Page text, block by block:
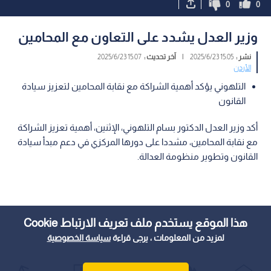
هذا الموقع يستخدم ملف تعريف الارتباط Cookie
لمزيد من المعلومات ، يرجى قراءةسياسة الخصوصية
0
0
وزير العدل يشدد على التعاون مع المحامين
نشر :15:05 2025/6/23
| آخر تحديث :15:07 2025/6/23
الأردن
التلهوني يؤكد أهمية الشراكة مع نقابة المحامين لتعزيز سيادة
القانون
أكد وزير العدل الدكتور بسام التلهوني، الإثنين، أهمية تعزيز الشراكة
مع نقابة المحامين، مشددا على دورها المركزي في دعم مبدأ سيادة
القانون وتطوير منظومة العدالة.